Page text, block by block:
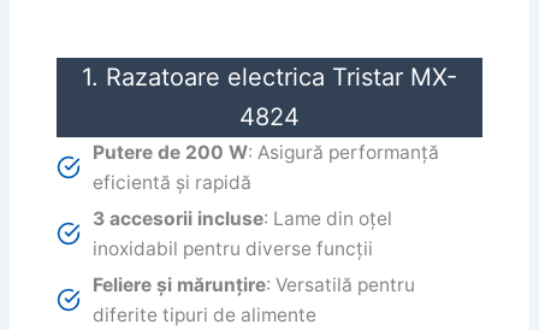
1. Razatoare electrica Tristar MX-
4824
Putere de 200 W: Asigură performanță
eficientă și rapidă
3 accesorii incluse: Lame din oțel
inoxidabil pentru diverse funcții
Feliere și mărunțire: Versatilă pentru
diferite tipuri de alimente